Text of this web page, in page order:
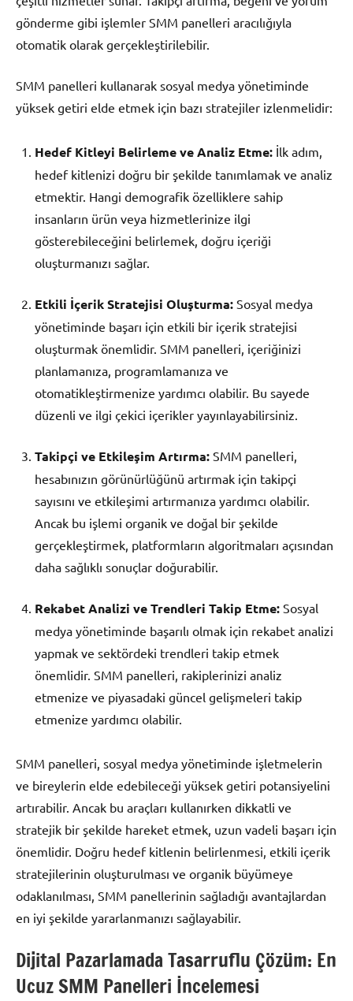
gönderme gibi işlemler SMM panelleri aracılığıyla
otomatik olarak gerçekleştirilebilir.
SMM panelleri kullanarak sosyal medya yönetiminde
yüksek getiri elde etmek için bazı stratejiler izlenmelidir:
Hedef Kitleyi Belirleme ve Analiz Etme: İlk adım,
hedef kitlenizi doğru bir şekilde tanımlamak ve analiz
etmektir. Hangi demografik özelliklere sahip
insanların ürün veya hizmetlerinize ilgi
gösterebileceğini belirlemek, doğru içeriği
oluşturmanızı sağlar.
Etkili İçerik Stratejisi Oluşturma: Sosyal medya
yönetiminde başarı için etkili bir içerik stratejisi
oluşturmak önemlidir. SMM panelleri, içeriğinizi
planlamanıza, programlamanıza ve
otomatikleştirmenize yardımcı olabilir. Bu sayede
düzenli ve ilgi çekici içerikler yayınlayabilirsiniz.
Takipçi ve Etkileşim Artırma: SMM panelleri,
hesabınızın görünürlüğünü artırmak için takipçi
sayısını ve etkileşimi artırmanıza yardımcı olabilir.
Ancak bu işlemi organik ve doğal bir şekilde
gerçekleştirmek, platformların algoritmaları açısından
daha sağlıklı sonuçlar doğurabilir.
Rekabet Analizi ve Trendleri Takip Etme: Sosyal
medya yönetiminde başarılı olmak için rekabet analizi
yapmak ve sektördeki trendleri takip etmek
önemlidir. SMM panelleri, rakiplerinizi analiz
etmenize ve piyasadaki güncel gelişmeleri takip
etmenize yardımcı olabilir.
SMM panelleri, sosyal medya yönetiminde işletmelerin
ve bireylerin elde edebileceği yüksek getiri potansiyelini
artırabilir. Ancak bu araçları kullanırken dikkatli ve
stratejik bir şekilde hareket etmek, uzun vadeli başarı için
önemlidir. Doğru hedef kitlenin belirlenmesi, etkili içerik
stratejilerinin oluşturulması ve organik büyümeye
odaklanılması, SMM panellerinin sağladığı avantajlardan
en iyi şekilde yararlanmanızı sağlayabilir.
Dijital Pazarlamada Tasarruflu Çözüm: En
Ucuz SMM Panelleri İncelemesi